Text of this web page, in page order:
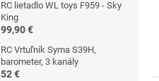
RC lietadlo WL toys F959 - Sky
King
99,90 €
RC Vrtuľník Syma S39H,
barometer, 3 kanály
52 €